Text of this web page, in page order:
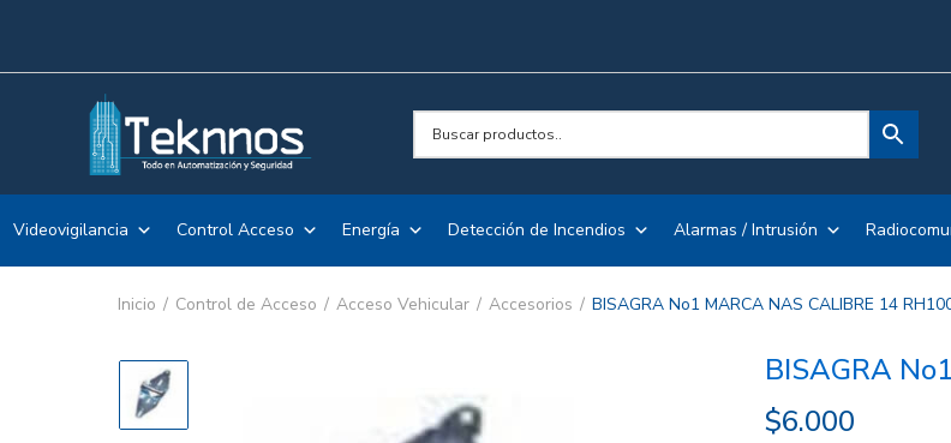
Videovigilancia Control Acceso Energía Detección de Incendios Alarmas / Intrusión
Inicio Control de Acceso Acceso Vehicular Accesorios BISAGRA No1 MARCA NAS CALIBRE 14
BISAGRA
$6.000